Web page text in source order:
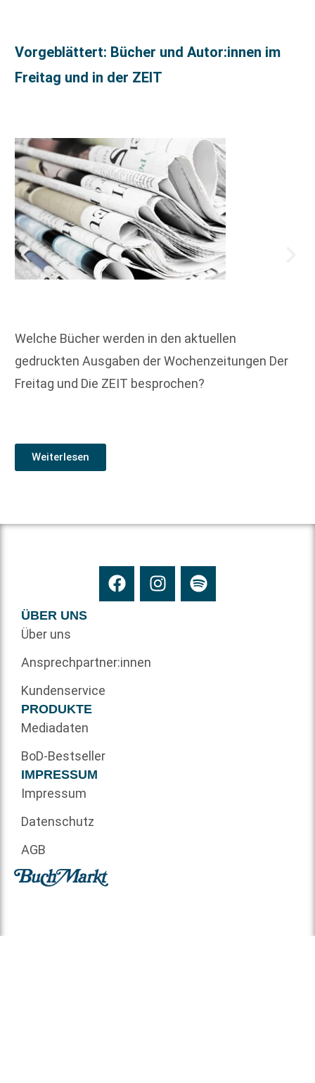
Vorgeblättert: Bücher und Autor:innen im
Freitag und in der ZEIT
Welche Bücher werden in den aktuellen
gedruckten Ausgaben der Wochenzeitungen Der
Freitag und Die ZEIT besprochen?
Weiterlesen
ÜBER UNS
Über uns
Ansprechpartner:innen
Kundenservice
PRODUKTE
Mediadaten
BoD-Bestseller
IMPRESSUM
Impressum
Datenschutz
AGB